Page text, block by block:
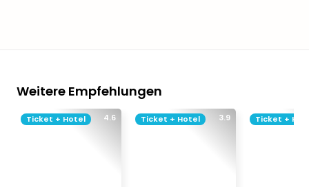
Weitere Empfehlungen
4.6
Ticket + Hotel 3.9
Ticket + Hotel Ticket +